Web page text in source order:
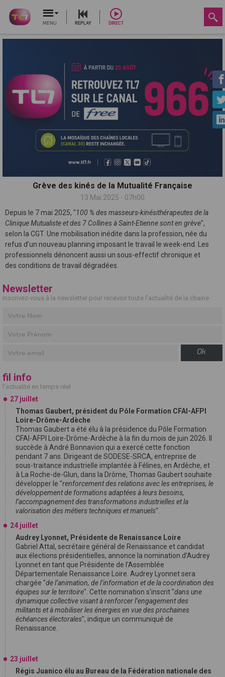
MENU REPLAY DIRECT
Grève des kinés de la Mutualité Française
13 Mai 2025 - 07h00
Depuis le 7 mai 2025, "100 % des masseurs-kinésithérapeutes de la
Clinique Mutualiste et des 7 Collines à Saint-Etienne sont en grève",
selon la CGT. Une mobilisation inédite dans la profession, née du
refus d’un nouveau planning imposant le travail le week-end. Les
professionnels dénoncent aussi un sous-effectif chronique et
des conditions de travail dégradées.
Newsletter
inscrivez-vous à la newsletter pour recevoir toute l'actualité de la chaine
Ok
fil info
l'actualité en temps réel
27 juillet
Thomas Gaubert, président du Pôle Formation CFAI-AFPI
Loire-Drôme-Ardèche
Thomas Gaubert a été élu à la présidence du Pôle Formation
CFAI-AFPI Loire-Drôme-Ardèche à la fin du mois de juin 2026. Il
succède à André Bonnavion qui a exercé cette fonction
pendant 7 ans. Dirigeant de SODESE-SRCA, entreprise de
sous-traitance industrielle implantée à Félines, en Ardèche, et
à La Roche-de-Glun, dans la Drôme, Thomas Gaubert souhaite
développer le "renforcement des relations avec les entreprises, le
développement de formations adaptées à leurs besoins,
l’accompagnement des transformations industrielles et la
valorisation des métiers techniques et manuels".
24 juillet
Audrey Lyonnet, Présidente de Renaissance Loire
Gabriel Attal, secrétaire général de Renaissance et candidat
aux élections présidentielles, annonce la nomination d’Audrey
Lyonnet en tant que Présidente de l’Assemblée
Départementale Renaissance Loire. Audrey Lyonnet sera
chargée "de l’animation, de l’information et de la coordination des
équipes sur le territoire". Cette nomination s’inscrit "dans une
dynamique collective visant à renforcer l’engagement des
militants et à mobiliser les énergies en vue des prochaines
échéances électorales", indique un communiqué de
Renaissance.
23 juillet
Régis Juanico élu au Bureau de la Fédération nationale des